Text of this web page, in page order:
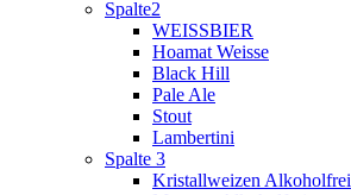
Spalte2
WEISSBIER
Hoamat Weisse
Black Hill
Pale Ale
Stout
Lambertini
Spalte 3
Kristallweizen Alkoholfrei